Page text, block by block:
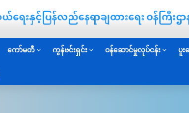
ကော်မတီ ကွန်ဗင်းရှင်း ဝန်ဆောင်မှုလုပ်ငန်း ပူး